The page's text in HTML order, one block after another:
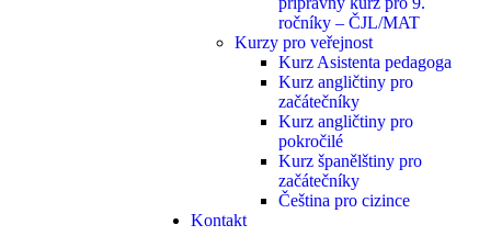
ročníky – ČJL/MAT
Kurzy pro veřejnost
Kurz Asistenta pedagoga
Kurz angličtiny pro
začátečníky
Kurz angličtiny pro
pokročilé
Kurz španělštiny pro
začátečníky
Čeština pro cizince
Kontakt